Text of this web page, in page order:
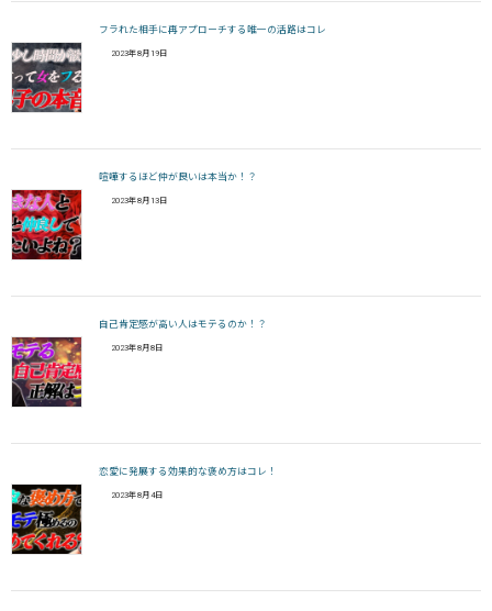
フラれた相手に再アプローチする唯一の活路はコレ
2023年8月19日
喧嘩するほど仲が良いは本当か！？
2023年8月13日
自己肯定感が高い人はモテるのか！？
2023年8月8日
恋愛に発展する効果的な褒め方はコレ！
2023年8月4日